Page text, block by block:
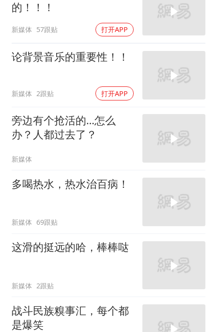
的！！！
新媒体 57跟贴 打开APP
论背景音乐的重要性！！
新媒体 2跟贴 打开APP
旁边有个抢活的…怎么
办？人都过去了？
新媒体
多喝热水，热水治百病！
新媒体 69跟贴
这滑的挺远的哈，棒棒哒
新媒体 2跟贴
战斗民族糗事汇，每个都
是爆笑